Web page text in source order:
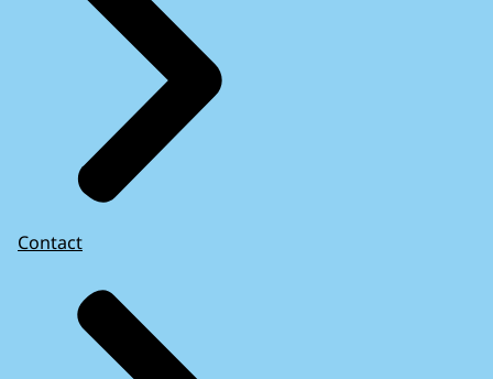
Contact